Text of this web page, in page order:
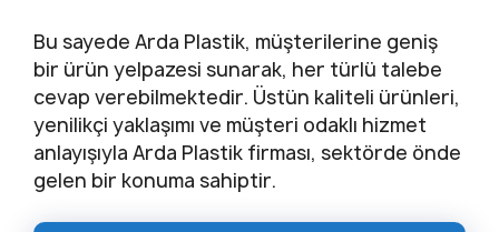
Bu sayede Arda Plastik, müşterilerine geniş
bir ürün yelpazesi sunarak, her türlü talebe
cevap verebilmektedir. Üstün kaliteli ürünleri,
yenilikçi yaklaşımı ve müşteri odaklı hizmet
anlayışıyla Arda Plastik firması, sektörde önde
gelen bir konuma sahiptir.